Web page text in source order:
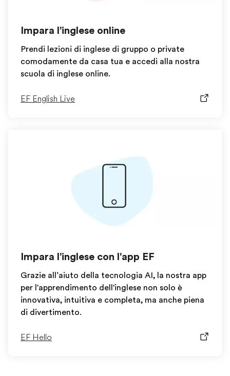
Impara l'inglese online
Prendi lezioni di inglese di gruppo o private
comodamente da casa tua e accedi alla nostra
scuola di inglese online.
EF English Live
Impara l'inglese con l'app EF
Grazie all’aiuto della tecnologia AI, la nostra app
per l'apprendimento dell'inglese non solo è
innovativa, intuitiva e completa, ma anche piena
di divertimento.
EF Hello